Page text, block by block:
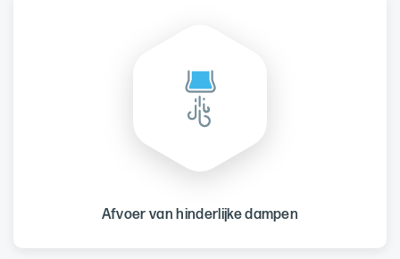
Afvoer van hinderlijke dampen